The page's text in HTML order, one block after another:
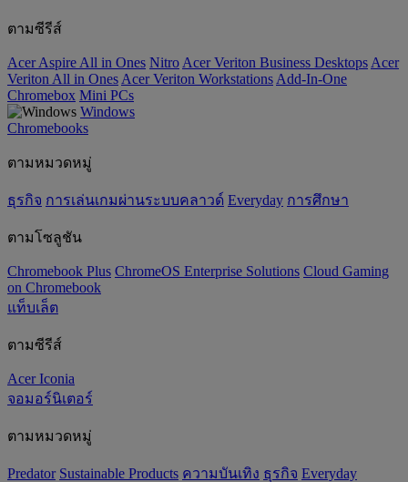
ตามซีรีส์
Acer Aspire All in Ones Nitro Acer Veriton Business Desktops Acer
Veriton All in Ones Acer Veriton Workstations Add-In-One
Chromebox Mini PCs
Windows
Chromebooks
ตามหมวดหมู่
ธุรกิจ การเล่นเกมผ่านระบบคลาวด์ Everyday การศึกษา
ตามโซลูชัน
Chromebook Plus ChromeOS Enterprise Solutions Cloud Gaming
on Chromebook
แท็บเล็ต
ตามซีรีส์
Acer Iconia
จอมอร์นิเตอร์
ตามหมวดหมู่
Predator ‌Sustainable Products ความบันเทิง ธุรกิจ Everyday